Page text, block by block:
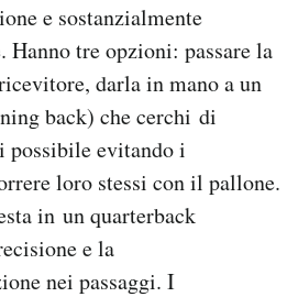
e sostanzialmente
Hanno tre opzioni: passare la
darla in mano a un
back) che cerchi di
evitando i
loro stessi con il pallone.
in un quarterback
e la
nei passaggi. I